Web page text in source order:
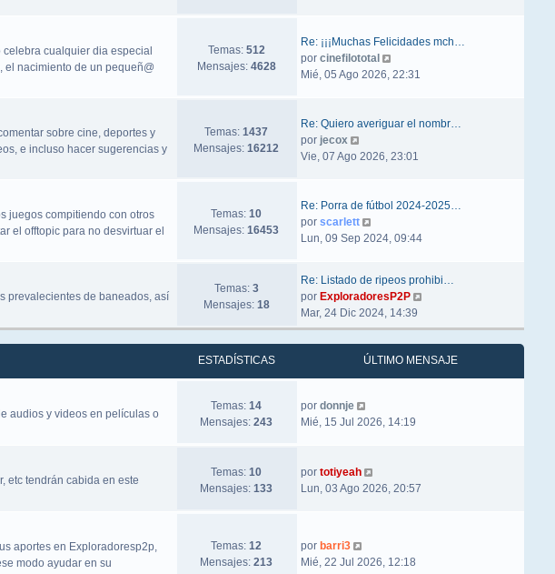
cualquier dia especial
el nacimiento de un pequeñ@
Temas: 512
Mensajes: 4628
Re: ¡¡¡Muchas Felicidades mch…
por cinefilototal
Mié, 05 Ago 2026, 22:31
sobre cine, deportes y
e incluso hacer sugerencias y
Temas:1437
Mensajes:16212
Re: Quiero averiguar el nombr…
por jecox
Vie, 07 Ago 2026, 23:01
juegos compitiendo con otros
el offtopic para no desvirtuar el
Temas:10
Mensajes:16453
Re: Porra de fútbol 2024-2025…
por scarlett
Lun, 09 Sep 2024, 09:44
prevalecientes de baneados, así
Temas: 3
Mensajes: 18
Re: Listado de ripeos prohibi…
por ExploradoresP2P
Mar, 24 Dic 2024, 14:39
ESTADÍSTICAS ÚLTIMO MENSAJE
audios y videos en películas o
Temas:14
Mensajes:243
por donnje
Mié, 15 Jul 2026, 14:19
etc tendrán cabida en este
Temas:10
Mensajes:133
por totiyeah
Lun, 03 Ago 2026, 20:57
aportes en Exploradoresp2p,
modo ayudar en su
Temas:12
Mensajes:213
por barri3
Mié, 22 Jul 2026, 12:18